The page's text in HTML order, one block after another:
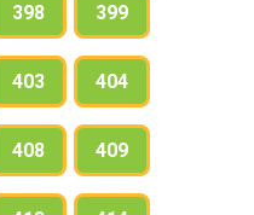
398 399
403 404
408 409